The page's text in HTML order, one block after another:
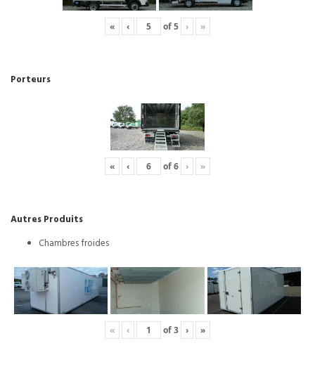
« ‹ of5 › »
Porteurs
« ‹ of6 › »
Autres Produits
Chambres froides
« ‹ of3 › »